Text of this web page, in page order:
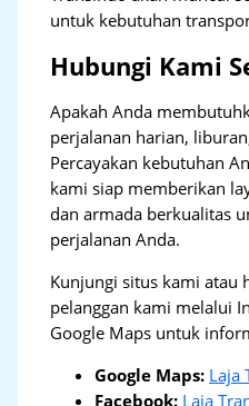
untuk kebutuhan
Hubungi Kami
Apakah Anda
perjalanan harian,
Percayakan kebutuhan
kami siap memberikan
dan armada berkualitas
perjalanan Anda.
Kunjungi situs kami atau
pelanggan kami melalui
Google Maps untuk
Google Maps: Laja
Facebook: Laja